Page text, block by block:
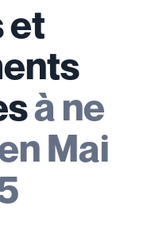
et
à ne
Mai